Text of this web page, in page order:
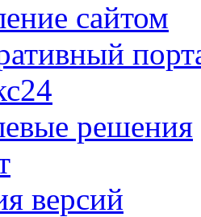
сайтом
решения
версий